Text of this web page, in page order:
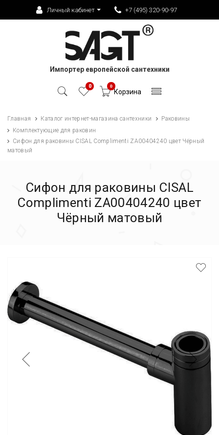
Личный кабинет +7 (495) 320-90-97
Импортер европейской сантехники
0 0
Корзина
Главная Каталог интернет-магазина сантехники
Раковины
Комплектующие для раковин
Сифон для раковины CISAL Complimenti ZA00404240 цвет Чёрный
матовый
Сифон для раковины CISAL
Complimenti ZA00404240 цвет
Чёрный матовый